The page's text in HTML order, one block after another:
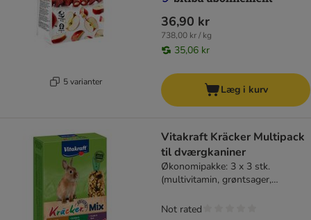
5 varianter
36,90 kr
738,00 kr / kg
35,06 kr
Læg i kurv
Vitakraft Kräcker Multipack
til dværgkaniner
Økonomipakke: 3 x 3 stk.
(multivitamin, grøntsager,
Not rated